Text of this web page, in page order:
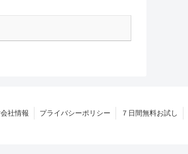
社情報 プライバシーポリシー ７日間無料お試し